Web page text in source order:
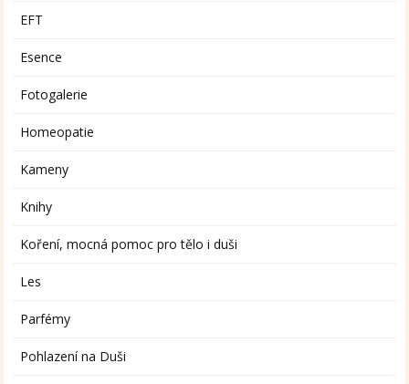
EFT
Esence
Fotogalerie
Homeopatie
Kameny
Knihy
Koření, mocná pomoc pro tělo i duši
Les
Parfémy
Pohlazení na Duši